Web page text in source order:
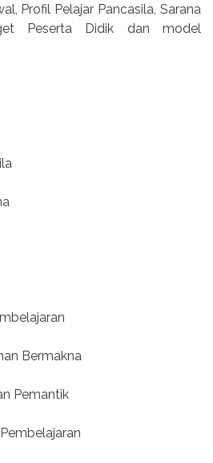
Profil Pelajar Pancasila, Sarana
Peserta Didik dan model
Bermakna
Pemantik